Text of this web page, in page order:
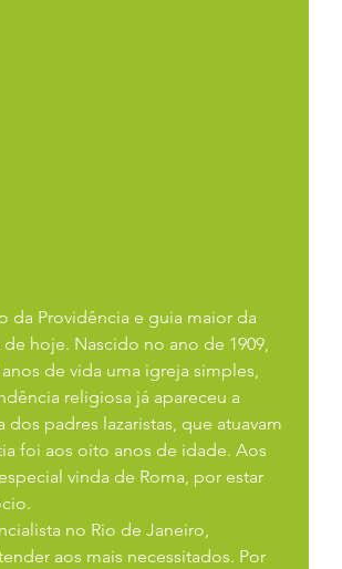
da Providência e guia maior da
hoje. Nascido no ano de 1909,
de vida uma igreja simples,
religiosa já apareceu a
padres lazaristas, que atuavam
foi aos oito anos de idade. Aos
vinda de Roma, por estar
no Rio de Janeiro,
aos mais necessitados. Por